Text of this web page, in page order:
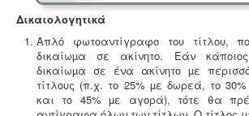
Μελέτη - άδεια διάθεσης υγρών
όλες τις επιχειρήσεις του νομού
ζητάει υγειονολογική μελέτη
παραγωγής / επεξεργασίας /
αποβλήτων, προκειμένου να
διάθεσης - σύνδεσης με το δίκτυο
κανονισμός αποχέτευσης ΦΕΚ 1793Β-
η
:
Δικαιολογητικά
Απλό φωτοαντίγραφο του τίτλου,
δικαίωµα σε ακίνητο. Εάν
δικαίωµα σε ένα ακίνητο µε
τίτλους (π.χ. το 25% µε δωρεά, το
και το 45% µε αγορά), τότε θα